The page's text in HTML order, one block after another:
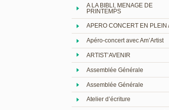
A LA BIBLI, MENAGE DE
PRINTEMPS
APERO CONCERT EN PLEIN
Apéro-concert avec Am’Artist
ARTIST’AVENIR
Assemblée Générale
Assemblée Générale
Atelier d’écriture